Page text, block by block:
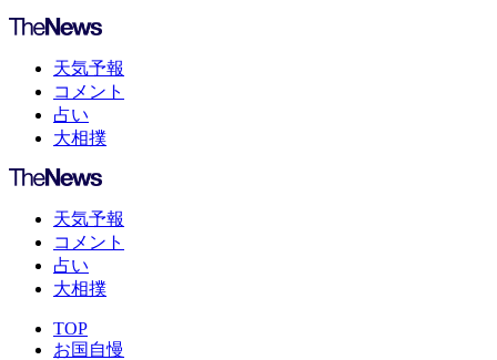
天気予報
コメント
占い
大相撲
天気予報
コメント
占い
大相撲
TOP
お国自慢